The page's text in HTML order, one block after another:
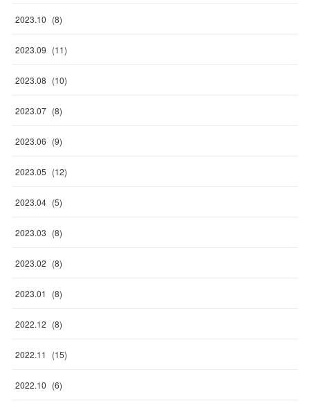
2023.10 (8)
2023.09 (11)
2023.08 (10)
2023.07 (8)
2023.06 (9)
2023.05 (12)
2023.04 (5)
2023.03 (8)
2023.02 (8)
2023.01 (8)
2022.12 (8)
2022.11 (15)
2022.10 (6)